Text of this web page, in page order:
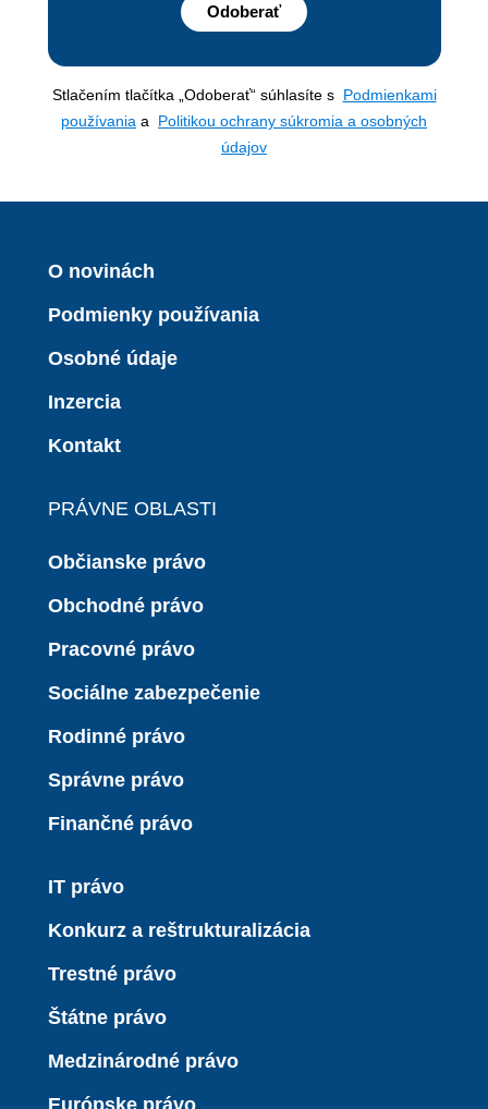
Odoberať
Stlačením tlačítka „Odoberať“ súhlasíte s Podmienkami
používania a Politikou ochrany súkromia a osobných
údajov
O novinách
Podmienky používania
Osobné údaje
Inzercia
Kontakt
PRÁVNE OBLASTI
Občianske právo
Obchodné právo
Pracovné právo
Sociálne zabezpečenie
Rodinné právo
Správne právo
Finančné právo
IT právo
Konkurz a reštrukturalizácia
Trestné právo
Štátne právo
Medzinárodné právo